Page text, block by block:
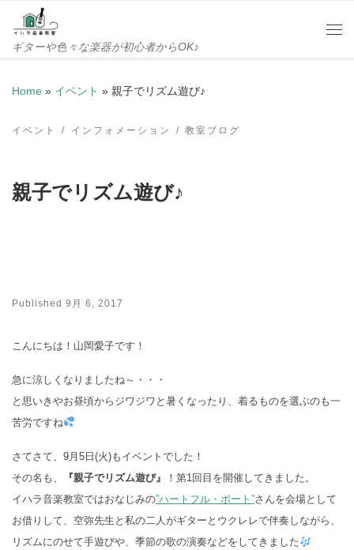
Skip to content
ギターや色々な楽器が初心者からOK♪
Home » イベント » 親子でリズム遊び♪
イベント インフォメーション 教室ブログ
親子でリズム遊び♪
Published 9月 6, 2017
こんにちは！山岡愛子です！
急に涼しくなりましたね～・・・
と思いきやお昼頃からジワジワと暑くなったり、 着るものを選ぶのも一
苦労ですね
さてさて、9月5日(火)もイベントでした！
その名も、
『親子でリズム遊び』
！第1回目を開催してきました。
イハラ音楽教室ではおなじみの”ハートフル・ポート”さんを会場として
お借りして、空弥先生と私の二人がギターとウクレレで伴奏しながら、
リズムにのせて手遊びや、季節の歌の演奏などをしてきました